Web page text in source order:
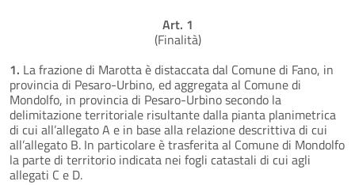
Art. 1
(Finalità)
1. La frazione di Marotta è distaccata dal Comune di Fano, in
provincia di Pesaro-Urbino, ed aggregata al Comune di
Mondolfo, in provincia di Pesaro-Urbino secondo la
delimitazione territoriale risultante dalla pianta planimetrica
di cui all’allegato A e in base alla relazione descrittiva di cui
all’allegato B. In particolare è trasferita al Comune di Mondolfo
la parte di territorio indicata nei fogli catastali di cui agli
allegati C e D.